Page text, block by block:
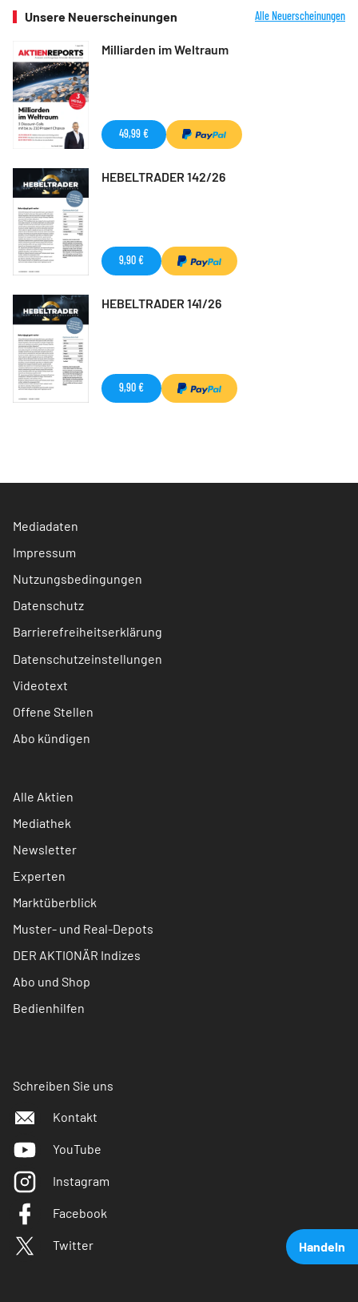
Handeln
Unsere Neuerscheinungen Alle Neuerscheinungen
Milliarden im Weltraum
49,99 €
HEBELTRADER 142/26
9,90 €
HEBELTRADER 141/26
9,90 €
Mediadaten
Impressum
Nutzungsbedingungen
Datenschutz
Barrierefreiheitserklärung
Datenschutzeinstellungen
Videotext
Offene Stellen
Abo kündigen
Alle Aktien
Mediathek
Newsletter
Experten
Marktüberblick
Muster- und Real-Depots
DER AKTIONÄR Indizes
Abo und Shop
Bedienhilfen
Schreiben Sie uns
Kontakt
YouTube
Instagram
Facebook
Twitter